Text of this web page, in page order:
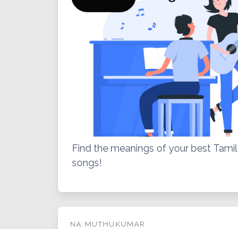
Find the meanings of your best Tamil
songs!
NA.MUTHUKUMAR